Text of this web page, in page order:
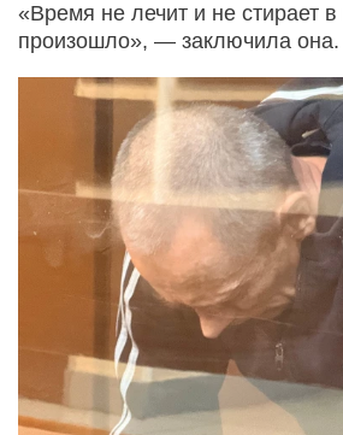
«Время не лечит и не стирает в
произошло», — заключила она.